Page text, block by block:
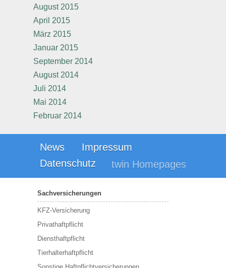
August 2015
April 2015
März 2015
Januar 2015
September 2014
August 2014
Juli 2014
Mai 2014
Februar 2014
News
Impressum
Datenschutz
twin Homepages
Sachversicherungen
KFZ-Versicherung
Privathaftpflicht
Diensthaftpflicht
Tierhalterhaftpflicht